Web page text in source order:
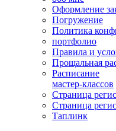
Оформление
Погружение
Политика
портфолио
Правила и
Прощальная
Расписание
мастер-классов
Страница
Страница
Таплинк